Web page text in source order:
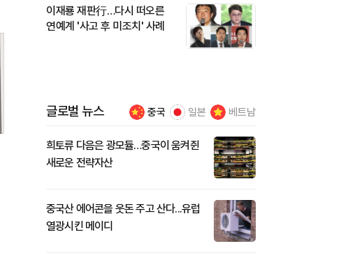
이재룡 재판行…다시 떠오른
연예계 '사고 후 미조치' 사례
글로벌 뉴스 중국 일본 베트남
희토류 다음은 광모듈…중국이 움켜쥔
새로운 전략자산
중국산 에어콘을 웃돈 주고 산다...유럽
열광시킨 메이디